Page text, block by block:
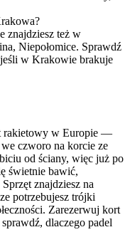
znajdziesz też w
Niepołomice. Sprawdź
w Krakowie brakuje
rakietowy w Europie —
czworo na korcie ze
od ściany, więc już po
świetnie bawić,
znajdziesz na
potrzebujesz trójki
Zarezerwuj kort
dlaczego padel